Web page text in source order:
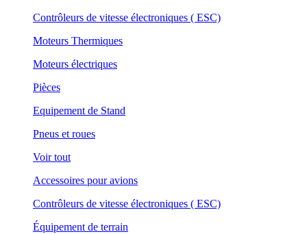
Contrôleurs de vitesse électroniques ( ESC)
Moteurs Thermiques
Moteurs électriques
Pièces
Equipement de Stand
Pneus et roues
Voir tout
Accessoires pour avions
Contrôleurs de vitesse électroniques ( ESC)
Équipement de terrain